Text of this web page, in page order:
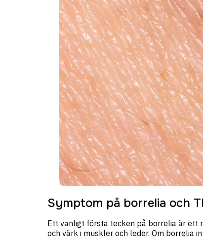
Symptom på borrelia och
Ett vanligt första tecken på borrelia är ett
och värk i muskler och leder. Om borrelia